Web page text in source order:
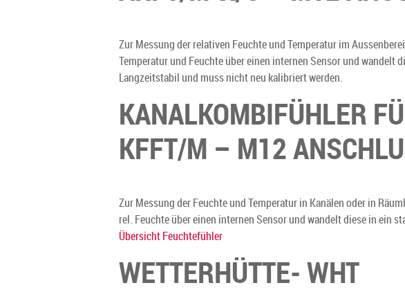
Zur Messung der relativen Feuchte und Temperatur im
Temperatur und Feuchte über einen internen Sensor und
Langzeitstabil und muss nicht neu kalibriert werden.
KANALKOMBIFÜHLER
KFFT/M – M12
Zur Messung der Feuchte und Temperatur in Kanälen oder in
rel. Feuchte über einen internen Sensor und wandelt diese in ein
Übersicht Feuchtefühler
WETTERHÜTTE- WHT